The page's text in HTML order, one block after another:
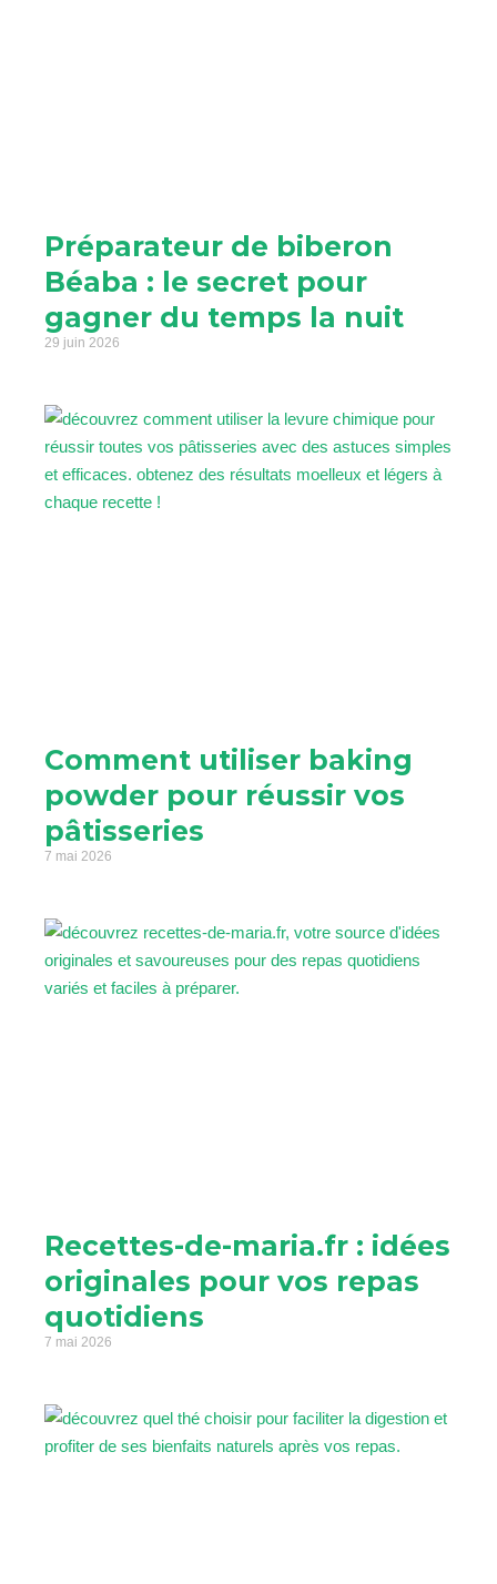
Préparateur de biberon
Béaba : le secret pour
gagner du temps la nuit
29 juin 2026
Comment utiliser baking
powder pour réussir vos
pâtisseries
7 mai 2026
Recettes-de-maria.fr : idées
originales pour vos repas
quotidiens
7 mai 2026